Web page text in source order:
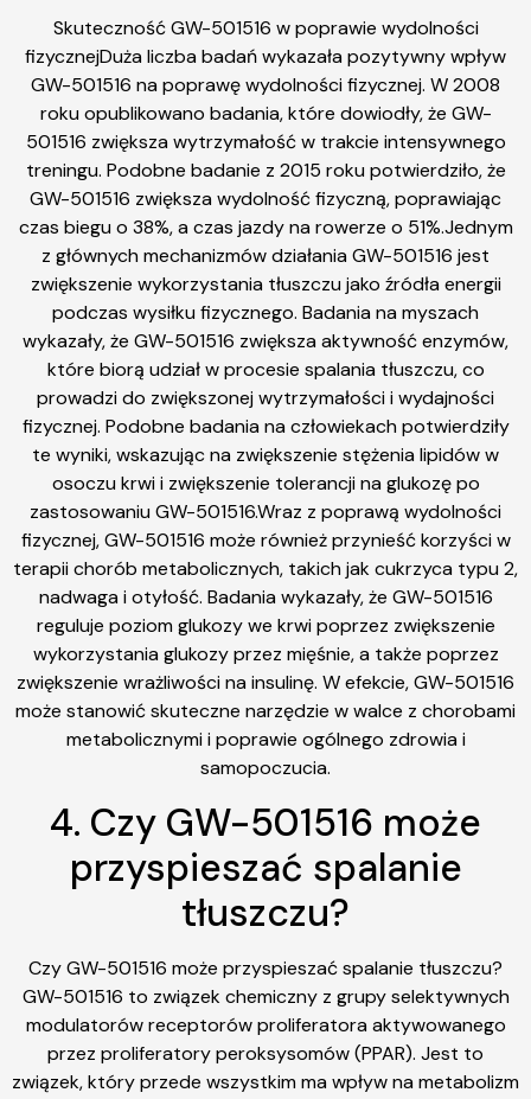
Skuteczność GW-501516 w poprawie wydolności
fizycznejDuża liczba badań wykazała pozytywny wpływ
GW-501516 na poprawę wydolności fizycznej. W 2008
roku opublikowano badania, które dowiodły, że GW-
501516 zwiększa wytrzymałość w trakcie intensywnego
treningu. Podobne badanie z 2015 roku potwierdziło, że
GW-501516 zwiększa wydolność fizyczną, poprawiając
czas biegu o 38%, a czas jazdy na rowerze o 51%.Jednym
z głównych mechanizmów działania GW-501516 jest
zwiększenie wykorzystania tłuszczu jako źródła energii
podczas wysiłku fizycznego. Badania na myszach
wykazały, że GW-501516 zwiększa aktywność enzymów,
które biorą udział w procesie spalania tłuszczu, co
prowadzi do zwiększonej wytrzymałości i wydajności
fizycznej. Podobne badania na człowiekach potwierdziły
te wyniki, wskazując na zwiększenie stężenia lipidów w
osoczu krwi i zwiększenie tolerancji na glukozę po
zastosowaniu GW-501516.Wraz z poprawą wydolności
fizycznej, GW-501516 może również przynieść korzyści w
terapii chorób metabolicznych, takich jak cukrzyca typu 2,
nadwaga i otyłość. Badania wykazały, że GW-501516
reguluje poziom glukozy we krwi poprzez zwiększenie
wykorzystania glukozy przez mięśnie, a także poprzez
zwiększenie wrażliwości na insulinę. W efekcie, GW-501516
może stanowić skuteczne narzędzie w walce z chorobami
metabolicznymi i poprawie ogólnego zdrowia i
samopoczucia.
4. Czy GW-501516 może
przyspieszać spalanie
tłuszczu?
Czy GW-501516 może przyspieszać spalanie tłuszczu?
GW-501516 to związek chemiczny z grupy selektywnych
modulatorów receptorów proliferatora aktywowanego
przez proliferatory peroksysomów (PPAR). Jest to
związek, który przede wszystkim ma wpływ na metabolizm